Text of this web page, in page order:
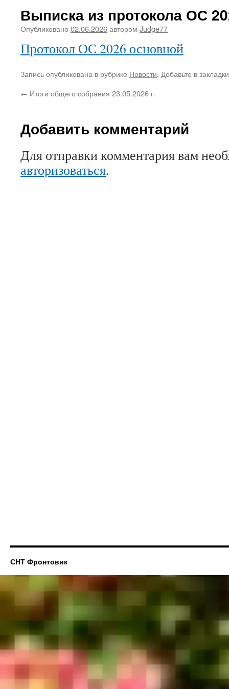
Выписка из протокола ОС
Опубликовано 02.06.2026автором Judge77
Протокол ОС 2026 основной
Запись опубликована в рубрике Новости. Добавьте в
← Итоги общего собрания 23.05.2026 г.
Добавить комментарий
Для отправки комментария вам
авторизоваться.
СНТ Фронтовик